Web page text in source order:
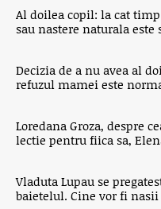
Al doilea copil: la cat
sau nastere naturala este
Decizia de a nu avea al
refuzul mamei este
Loredana Groza, despre
lectie pentru fiica sa,
Vladuta Lupau se
baietelul. Cine vor fi